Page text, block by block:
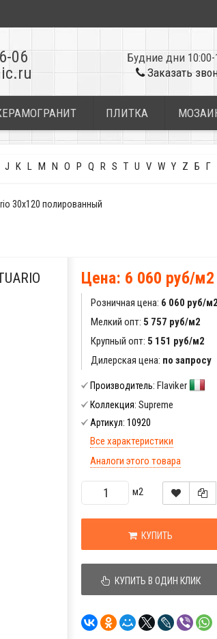
06
Будние дни 10:00-
Заказать
ПЛИТКА
J K L M N O P Q R S T U V W Y Z Б Г
30x120 полированный
Цена: 6 060 руб/м2
Розничная цена: 6 060 руб/м2
Мелкий опт: 5 757 руб/м2
Крупный опт: 5 151 руб/м2
Дилерская цена: по запросу
Производитель: Flaviker
Коллекция: Supreme
Артикул: 10920
Все характеристики
Аналоги этого товара
м2
КУПИТЬ
КУПИТЬ В ОДИН КЛИК